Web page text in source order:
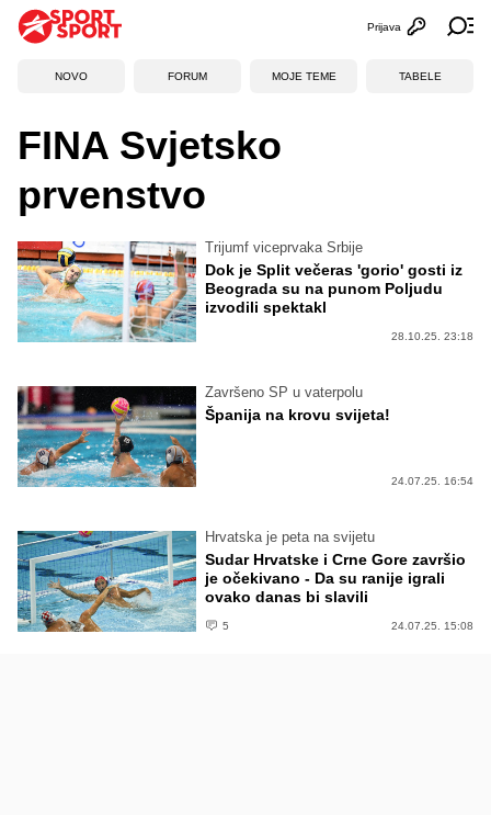
Otvori
Prijava
NOVO FORUM MOJE TEME TABELE
FINA Svjetsko
prvenstvo
Trijumf viceprvaka Srbije
Dok je Split večeras 'gorio' gosti iz
Beograda su na punom Poljudu
izvodili spektakl
28.10.25. 23:18
Završeno SP u vaterpolu
Španija na krovu svijeta!
24.07.25. 16:54
Hrvatska je peta na svijetu
Sudar Hrvatske i Crne Gore završio
je očekivano - Da su ranije igrali
ovako danas bi slavili
5 24.07.25. 15:08